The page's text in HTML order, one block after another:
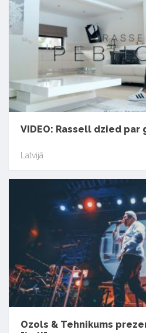
VIDEO: Rassell dzied
Latvijā
Ozols & Tehnikums